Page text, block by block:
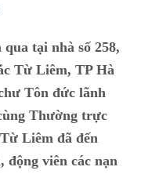
tại nhà số 258,
Từ Liêm, TP Hà
Tôn đức lãnh
Thường trực
Liêm đã đến
động viên các nạn